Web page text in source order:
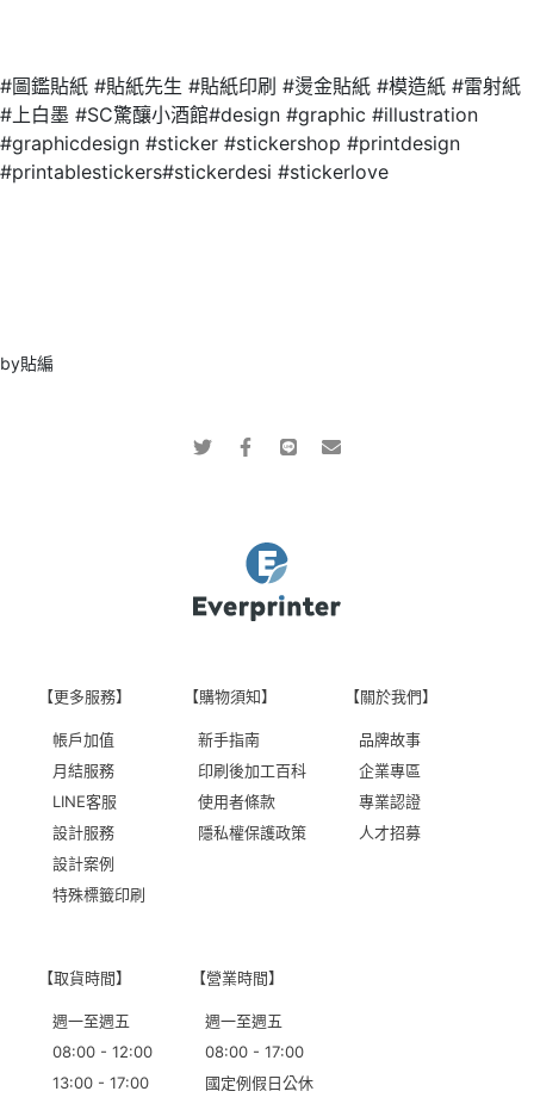
#圖鑑貼紙 #貼紙先生 #貼紙印刷 #燙金貼紙 #模造紙 #雷射紙
#上白墨 #SC驚釀小酒館#design #graphic #illustration
#graphicdesign #sticker #stickershop #printdesign
#printablestickers#stickerdesi #stickerlove
by貼編
【更多服務】
帳戶加值
月結服務
LINE客服
設計服務
設計案例
特殊標籤印刷
【購物須知】
新手指南
印刷後加工百科
使用者條款
隱私權保護政策
【關於我們】
品牌故事
企業專區
專業認證
人才招募
【取貨時間】
週一至週五
08:00 - 12:00
13:00 - 17:00
【營業時間】
週一至週五
08:00 - 17:00
國定例假日公休